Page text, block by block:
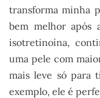
transforma minha
bem melhor após
isotretinoína,
uma pele com
mais leve só para
exemplo, ele é